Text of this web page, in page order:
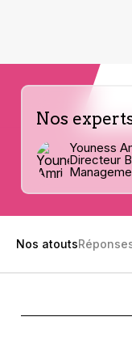
Nos
Youness
Directeur
Nos atouts